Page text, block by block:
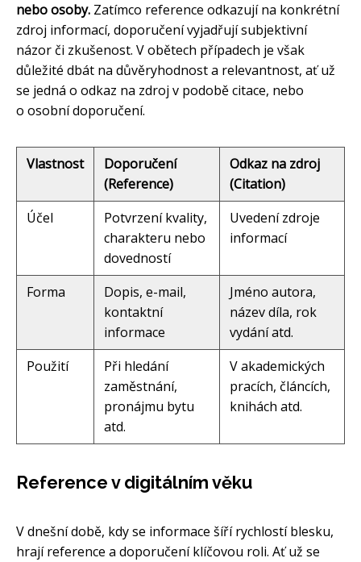
nebo osoby. Zatímco reference odkazují na konkrétní
zdroj informací, doporučení vyjadřují subjektivní
názor či zkušenost. V obětech případech je však
důležité dbát na důvěryhodnost a relevantnost, ať už
se jedná o odkaz na zdroj v podobě citace, nebo
o osobní doporučení.
Vlastnost
Doporučení
(Reference)
Odkaz na zdroj
(Citation)
Účel
Potvrzení kvality,
charakteru nebo
dovedností
Uvedení zdroje
informací
Forma
Dopis, e-mail,
kontaktní
informace
Jméno autora,
název díla, rok
vydání atd.
Použití
Při hledání
zaměstnání,
pronájmu bytu
atd.
V akademických
pracích, článcích,
knihách atd.
Reference v digitálním věku
V dnešní době, kdy se informace šíří rychlostí blesku,
hrají reference a doporučení klíčovou roli. Ať už se